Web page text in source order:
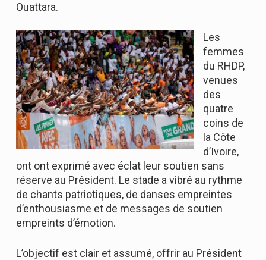
Ouattara.
Les
femmes
du RHDP,
venues
des
quatre
coins de
la Côte
d’Ivoire,
ont ont exprimé avec éclat leur soutien sans
réserve au Président. Le stade a vibré au rythme
de chants patriotiques, de danses empreintes
d’enthousiasme et de messages de soutien
empreints d’émotion.
L’objectif est clair et assumé, offrir au Président